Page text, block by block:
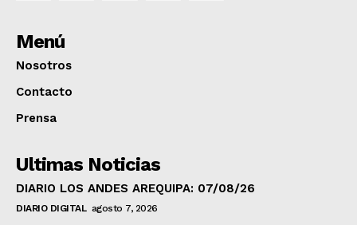
Menú
Nosotros
Contacto
Prensa
Ultimas Noticias
DIARIO LOS ANDES AREQUIPA: 07/08/26
DIARIO DIGITAL agosto 7, 2026